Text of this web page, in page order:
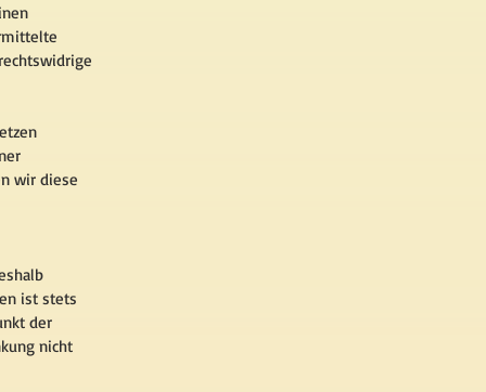
wir diese
ist stets
der
nicht